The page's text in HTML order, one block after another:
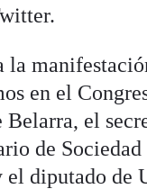
la
en el
Belarra, el
de
diputado de